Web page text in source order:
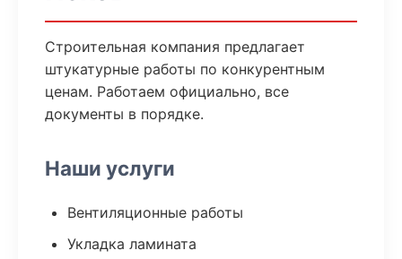
Строительная компания предлагает
штукатурные работы по конкурентным
ценам. Работаем официально, все
документы в порядке.
Наши услуги
Вентиляционные работы
Укладка ламината